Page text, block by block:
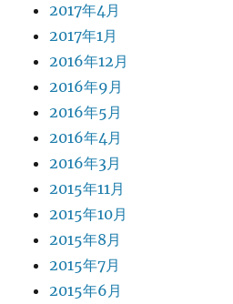
2017年4月
2017年1月
2016年12月
2016年9月
2016年5月
2016年4月
2016年3月
2015年11月
2015年10月
2015年8月
2015年7月
2015年6月